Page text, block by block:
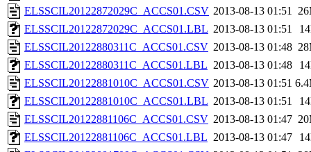
ELSSCIL20122872029C_ACCS01.CSV 2013-08-13 01:51
ELSSCIL20122872029C_ACCS01.LBL 2013-08-13 01:51
ELSSCIL20122880311C_ACCS01.CSV 2013-08-13 01:48
ELSSCIL20122880311C_ACCS01.LBL 2013-08-13 01:48
ELSSCIL20122881010C_ACCS01.CSV 2013-08-13 01:51
ELSSCIL20122881010C_ACCS01.LBL 2013-08-13 01:51
ELSSCIL20122881106C_ACCS01.CSV 2013-08-13 01:47
ELSSCIL20122881106C_ACCS01.LBL 2013-08-13 01:47